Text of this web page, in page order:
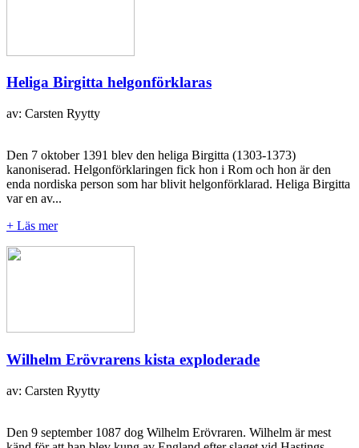
Heliga Birgitta helgonförklaras
av: Carsten Ryytty
Den 7 oktober 1391 blev den heliga Birgitta (1303-1373)
kanoniserad. Helgonförklaringen fick hon i Rom och hon är den
enda nordiska person som har blivit helgonförklarad. Heliga Birgitta
var en av...
+ Läs mer
Wilhelm Erövrarens kista exploderade
av: Carsten Ryytty
Den 9 september 1087 dog Wilhelm Erövraren. Wilhelm är mest